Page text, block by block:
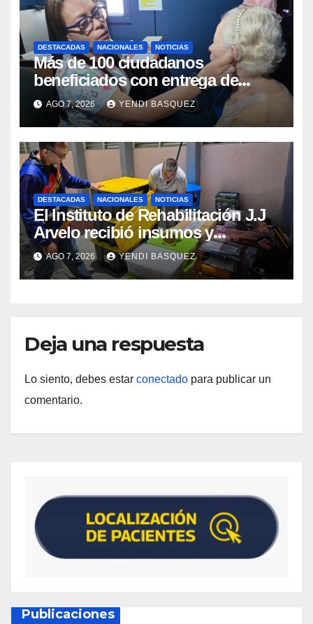
DESTACADAS NACIONALES NOTICIAS
Más de 100 ciudadanos
beneficiados con entrega de
prótesis auditivas en el Centro de
Rehabilitación J.J. Arvelo
AGO 7, 2026 YENDI BASQUEZ
DESTACADAS NACIONALES NOTICIAS
El Instituto de Rehabilitación J.J
Arvelo recibió insumos y
herramientas para la atención de
personas con discapacidad
AGO 7, 2026 YENDI BASQUEZ
Deja una respuesta
Lo siento, debes estar conectado para publicar un
comentario.
Publicaciones